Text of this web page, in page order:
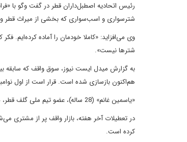
رئیس اتحادیه اصطبل‌داران قطر در گفت وگو با
شترسواری و اسب‌سواری که بخشی از میراث
وی می‌افزاید: «کاملا خودمان را آماده کرده‌ایم.
شترها نیست».
هم‌اکنون بازسازی شده است. قرار است از اول نوامبر و هم‌زمان
«یاسمین غانم» (28 ساله)، عضو تیم ملی گلف قطر، می‌گوید سفر به قطر برای گردشگران تجربه فوق‌العاده‌ای خواهد بود، ترکیبی از فرهنگ عربی و فوتبال.
در تعطیلات آخر هفته، بازار واقف پر از مشتری
کرده است.